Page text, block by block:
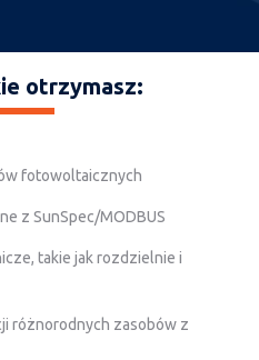
otrzymasz:
fotowoltaicznych
z SunSpec/MODBUS
takie jak rozdzielnie i
różnorodnych zasobów z